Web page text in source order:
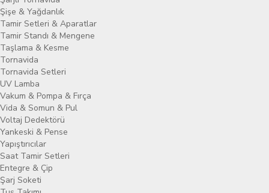
Şişe & Yağdanlık
Tamir Setleri & Aparatlar
Tamir Standı & Mengene
Taşlama & Kesme
Tornavida
Tornavida Setleri
UV Lamba
Vakum & Pompa & Fırça
Vida & Somun & Pul
Voltaj Dedektörü
Yankeski & Pense
Yapıştırıcılar
Saat Tamir Setleri
Entegre & Çip
Şarj Soketi